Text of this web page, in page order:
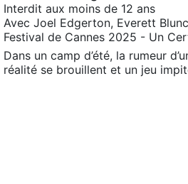
Interdit aux moins de 12 ans
Avec Joel Edgerton, Everett
Festival de Cannes 2025 - Un
Dans un camp d’été, la rumeur
réalité se brouillent et un jeu